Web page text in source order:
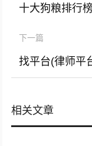
十大狗粮排行
下一篇
找平台(律师平
相关文章